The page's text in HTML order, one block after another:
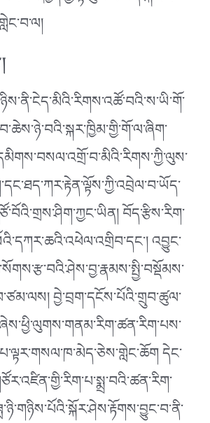
བོད་རྩིས་རིག་
འབྱུང་
བྱེ་བྲག་དངོས་པོའི་གྲུབ་ཚུལ་
དེང་